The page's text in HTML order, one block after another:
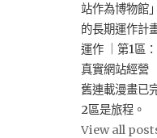
站作為博物館
的長期運作計
運作 ｜第1區
真實網站經營
舊連載漫畫已
2區是旅程。
View all